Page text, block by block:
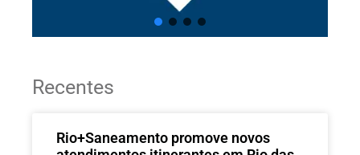
Recentes
Rio+Saneamento promove novos